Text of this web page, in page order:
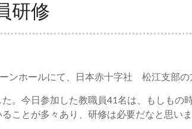
研修
ンホールにて、日本赤十字社 松江支部の
。今日参加した教職員41名は、もしもの
ことが多々あり、研修は必要だなと思いま